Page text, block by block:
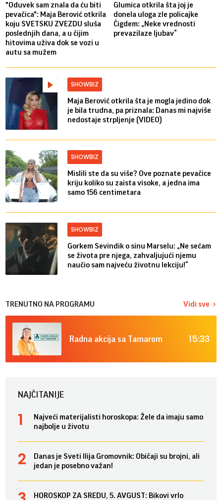
"Oduvek sam znala da ću biti
pevačica": Maja Berović otkrila
koju SVETSKU ZVEZDU sluša
poslednjih dana, a u čijim
hitovima uživa dok se vozi u
autu sa mužem
Glumica otkrila šta joj je
donela uloga zle policajke
Čigdem: „Neke vrednosti
prevazilaze ljubav“
SHOWBIZ
Maja Berović otkrila šta je mogla jedino dok
je bila trudna, pa priznala: Danas mi najviše
nedostaje strpljenje (VIDEO)
SHOWBIZ
Mislili ste da su više? Ove poznate pevačice
kriju koliko su zaista visoke, a jedna ima
samo 156 centimetara
SHOWBIZ
Gorkem Sevindik o sinu Marselu: „Ne sećam
se života pre njega, zahvaljujući njemu
naučio sam najveću životnu lekciju!“
TRENUTNO NA PROGRAMU Vidi sve
Radna akcija sa Tamarom 15:33
NAJČITANIJE
Najveći materijalisti horoskopa: Žele da imaju samo
najbolje u životu
Danas je Sveti Ilija Gromovnik: Običaji su brojni, ali
jedan je posebno važan!
HOROSKOP ZA SREDU, 5. AVGUST: Bikovi vrlo